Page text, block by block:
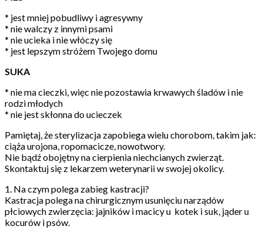
* jest mniej pobudliwy i agresywny
* nie walczy z innymi psami
* nie ucieka i nie włóczy się
* jest lepszym stróżem Twojego domu
SUKA
* nie ma cieczki, więc nie pozostawia krwawych śladów i nie
rodzi młodych
* nie jest skłonna do ucieczek
Pamiętaj, że sterylizacja zapobiega wielu chorobom, takim jak:
ciąża urojona, ropomacicze, nowotwory.
Nie bądź obojętny na cierpienia niechcianych zwierząt.
Skontaktuj się z lekarzem weterynarii w swojej okolicy.
1. Na czym polega zabieg kastracji?
Kastracja polega na chirurgicznym usunięciu narządów
płciowych zwierzęcia: jajników i macicy u kotek i suk, jąder u
kocurów i psów.